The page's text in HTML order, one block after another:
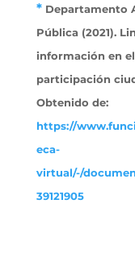
*Departamento
Pública (2021).
información en
participación
Obtenido de:
https://
eca-
virtual/-/
39121905